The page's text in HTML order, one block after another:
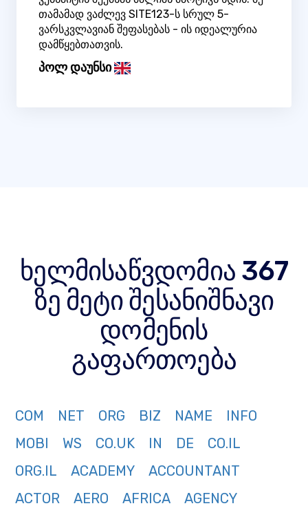
თამამად ვაძლევ SITE123-ს სრულ 5-
ვარსკვლავიან შეფასებას - ის იდეალურია
დამწყებთათვის.
პოლ დაუნსი
ხელმისაწვდომია 367
ზე მეტი შესანიშნავი
დომენის
გაფართოება
COM NET ORG BIZ NAME
INFO
MOBI
WS CO.UK IN DE
CO.IL
ORG.IL
ACADEMY
ACCOUNTANT
ACTOR
AERO AFRICA
AGENCY